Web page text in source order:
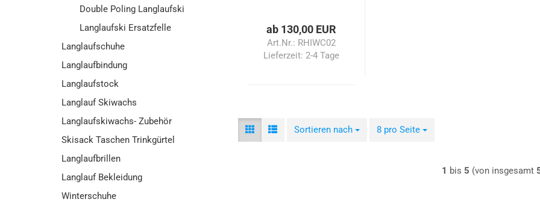
ab 130,00 EUR
Art.Nr.: RHIWC02
Lieferzeit: 2-4 Tage
Sortieren nach
Sortieren nach 8 pro Seite
pro Seite
1 bis 5 (von insgesamt
Double Poling Langlaufski
Langlaufski Ersatzfelle
Langlaufschuhe
Langlaufbindung
Langlaufstock
Langlauf Skiwachs
Langlaufskiwachs- Zubehör
Skisack Taschen Trinkgürtel
Langlaufbrillen
Langlauf Bekleidung
Winterschuhe